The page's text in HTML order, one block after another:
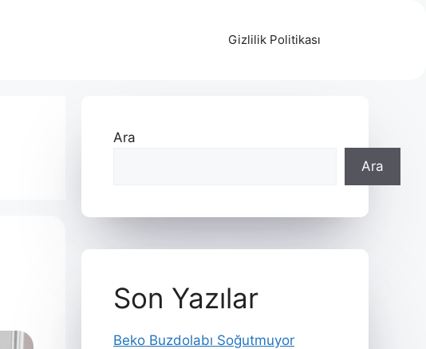
Gizlilik Politikası
Ara
Ara
Son Yazılar
Beko Buzdolabı Soğutmuyor